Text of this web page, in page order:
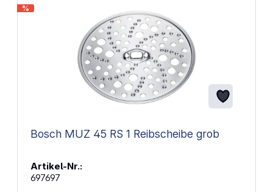
%
Bosch MUZ 45 RS 1 Reibscheibe grob
Artikel-Nr.:
697697